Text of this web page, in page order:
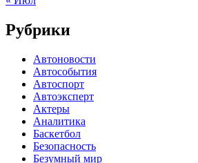
Рубрики
Автоновости
Автособытия
Автоспорт
Автоэксперт
Актеры
Аналитика
Баскетбол
Безопасность
Безумный мир